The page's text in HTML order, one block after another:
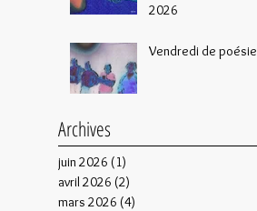
2026
Vendredi de poésie
Archives
juin 2026 (1)
avril 2026 (2)
mars 2026 (4)